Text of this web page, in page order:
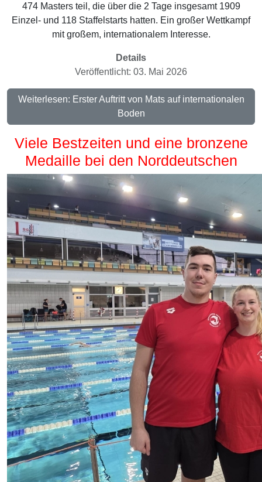
474 Masters teil, die über die 2 Tage insgesamt 1909
Einzel- und 118 Staffelstarts hatten. Ein großer Wettkampf
mit großem, internationalem Interesse.
Details
Veröffentlicht: 03. Mai 2026
Weiterlesen: Erster Auftritt von Mats auf internationalen
Boden
Viele Bestzeiten und eine bronzene
Medaille bei den Norddeutschen